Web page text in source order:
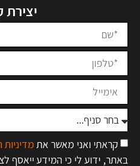
קראתי ואני מאשר את
באתר, ידוע לי כי המידע ייאסף